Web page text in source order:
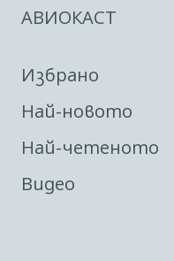
АВИОКАСТ
Избрано
Най-новото
Най-четеното
Видео